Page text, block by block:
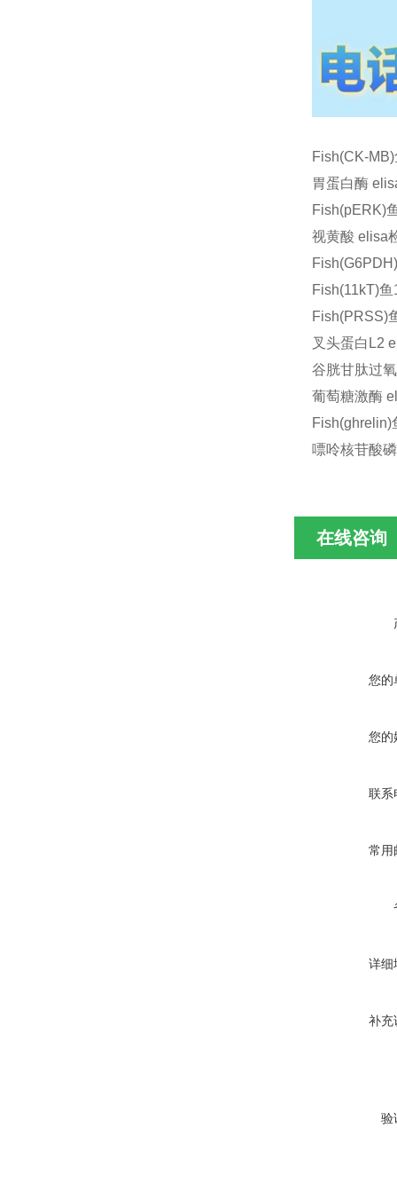
Fish(CK-
胃蛋白酶
Fish(pERK)
视黄酸 elisa
Fish(11kT)
Fish(PRSS)
叉头蛋白L2
谷胱甘肽过
葡萄糖激酶
Fish(ghrelin)
嘌呤核苷酸
在线咨询
您的
您的
联系
常用
详细
补充
验